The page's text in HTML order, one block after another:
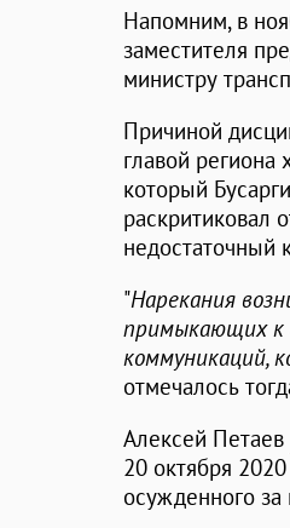
Напомним, в
заместителя
министру
Причиной
главой региона
который
раскритиковал
недостаточный
"Нарекания
примыкающих к
коммуникаций,
отмечалось
Алексей Петаев
20 октября
осужденного